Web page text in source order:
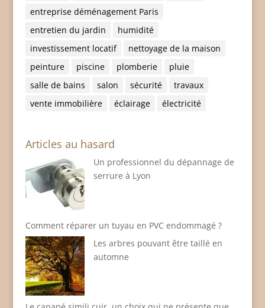
entreprise déménagement Paris
entretien du jardin
humidité
investissement locatif
nettoyage de la maison
peinture
piscine plomberie
pluie
salle de bains
salon sécurité
travaux
vente immobilière
éclairage électricité
Articles au hasard
Un professionnel du dépannage de
serrure à Lyon
Comment réparer un tuyau en PVC endommagé ?
Les arbres pouvant être taillé en
automne